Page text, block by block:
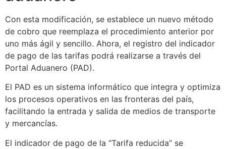
Con esta modificación, se establece un nuevo método
de cobro que reemplaza el procedimiento anterior por
uno más ágil y sencillo. Ahora, el registro del indicador
de pago de las tarifas podrá realizarse a través del
Portal Aduanero (PAD).
El PAD es un sistema informático que integra y optimiza
los procesos operativos en las fronteras del país,
facilitando la entrada y salida de medios de transporte
y mercancías.
El indicador de pago de la “Tarifa reducida” se